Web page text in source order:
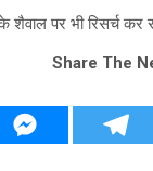
शैवाल पर भी रिसर्च
Share The